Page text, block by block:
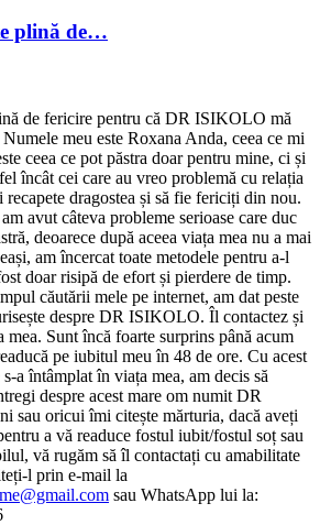
plină de…
de fericire pentru că DR ISIKOLO mă
meu este Roxana Anda, ceea ce mi
ceea ce pot păstra doar pentru mine, ci și
încât cei care au vreo problemă cu relația
recapete dragostea și să fie fericiți din nou.
avut câteva probleme serioase care duc
deoarece după aceea viața mea nu a mai
am încercat toate metodele pentru a-l
doar risipă de efort și pierdere de timp.
căutării mele pe internet, am dat peste
despre DR ISIKOLO. Îl contactez și
Sunt încă foarte surprins până acum
pe iubitul meu în 48 de ore. Cu acest
a întâmplat în viața mea, am decis să
despre acest mare om numit DR
sau oricui îmi citește mărturia, dacă aveți
a vă readuce fostul iubit/fostul soț sau
vă rugăm să îl contactați cu amabilitate
l prin e-mail la
sau WhatsApp lui la: